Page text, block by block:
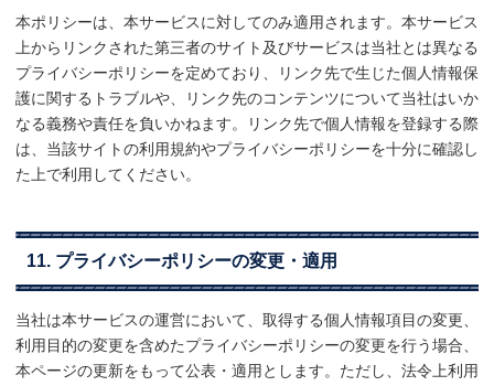
本ポリシーは、本サービスに対してのみ適用されます。本サービス
上からリンクされた第三者のサイト及びサービスは当社とは異なる
プライバシーポリシーを定めており、リンク先で生じた個人情報保
護に関するトラブルや、リンク先のコンテンツについて当社はいか
なる義務や責任を負いかねます。リンク先で個人情報を登録する際
は、当該サイトの利用規約やプライバシーポリシーを十分に確認し
た上で利用してください。
11. プライバシーポリシーの変更・適用
当社は本サービスの運営において、取得する個人情報項目の変更、
利用目的の変更を含めたプライバシーポリシーの変更を行う場合、
本ページの更新をもって公表・適用とします。ただし、法令上利用